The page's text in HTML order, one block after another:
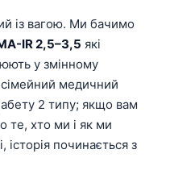
із вагою. Ми бачимо
IR 2,5–3,5 які
у змінному
медичний
2 типу; якщо вам
те, хто ми і як ми
історія починається з